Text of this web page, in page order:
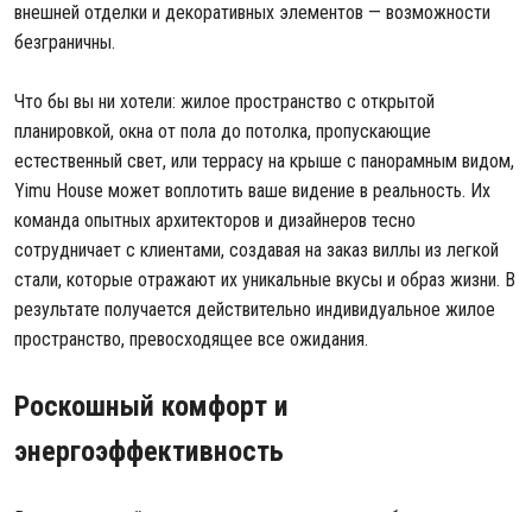
внешней отделки и декоративных элементов — возможности
безграничны.
Что бы вы ни хотели: жилое пространство с открытой
планировкой, окна от пола до потолка, пропускающие
естественный свет, или террасу на крыше с панорамным видом,
Yimu House может воплотить ваше видение в реальность. Их
команда опытных архитекторов и дизайнеров тесно
сотрудничает с клиентами, создавая на заказ виллы из легкой
стали, которые отражают их уникальные вкусы и образ жизни. В
результате получается действительно индивидуальное жилое
пространство, превосходящее все ожидания.
Роскошный комфорт и
энергоэффективность